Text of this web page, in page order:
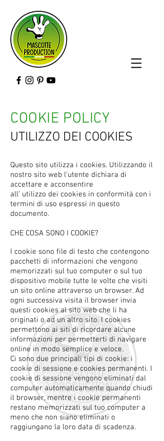
COOKIE POLICY
UTILIZZO DEI COOKIES
Questo sito utilizza i cookies. Utilizzando il
nostro sito web l’utente dichiara di
accettare e acconsentire
all’ utilizzo dei cookies in conformità con i
termini di uso espressi in questo
documento.
CHE COSA SONO I COOKIE?
I cookie sono file di testo che contengono
pacchetti di informazioni che vengono
memorizzati sul tuo computer o sul tuo
dispositivo mobile tutte le volte che visiti
un sito online attraverso un browser. Ad
ogni successiva visita il browser invia
questi cookies al sito web che li ha
originati o ad un altro sito. I cookies
permettono ai siti di ricordare alcune
informazioni per permetterti di navigare
online in modo semplice e veloce.
Ci sono due principali tipi di cookie: i
cookie di sessione e cookies permanenti. I
cookie di sessione vengono eliminati dal
computer automaticamente quando chiudi
il browser, mentre i cookie permanenti
restano memorizzati sul tuo computer a
meno che non siano eliminati o
raggiungano la loro data di scadenza.